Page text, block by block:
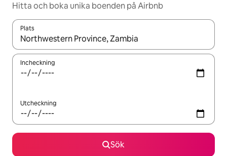
Hitta och boka unika boenden på Airbnb
Plats
När resultaten är tillgängliga kan du navigera med upp- och
Incheckning
Utcheckning
Sök